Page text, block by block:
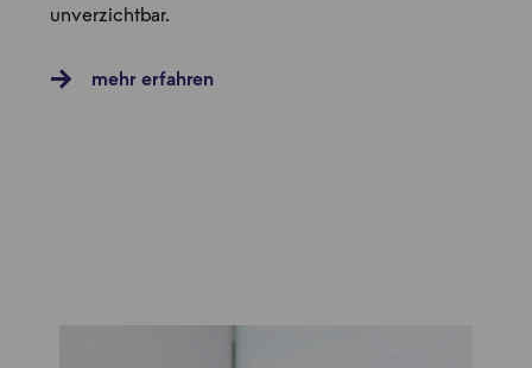
unverzichtbar.
mehr erfahren